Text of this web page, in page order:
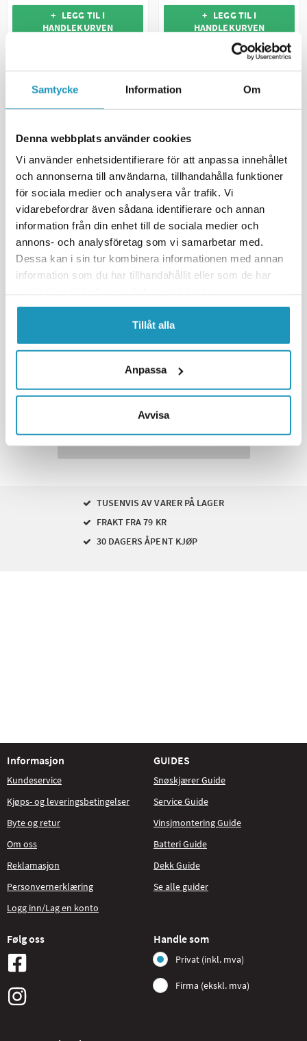
Samtycke Information Om
Denna webbplats använder cookies
Vi använder enhetsidentifierare för att anpassa innehållet
och annonserna till användarna, tillhandahålla funktioner
för sociala medier och analysera vår trafik. Vi
vidarebefordrar även sådana identifierare och annan
information från din enhet till de sociala medier och
annons- och analysföretag som vi samarbetar med.
Dessa kan i sin tur kombinera informationen med annan
information som du har tillhandahållit eller som de har
Tillåt alla
Anpassa
Avvisa
+ LEGG TIL I
HANDLEKURVEN
+ LEGG TIL I
HANDLEKURVEN
MER INFORMASJON
UNIVERSAL
DEUTSCH
Deutsch Y-strømkabel
198 kr
UNIVERSAL
DEUTSCH
Deutsch kontakt hann / plugg
med kabel
135 kr
av4produkter
INGEN FLERE PRODUKTER
TUSENVIS AV VARER PÅ LAGER
FRAKT FRA 79 KR
30 DAGERS ÅPENT KJØP
Informasjon
Kundeservice
Kjøps- og leveringsbetingelser
Byte og retur
Om oss
Reklamasjon
Personvernerklæring
Logg inn/Lag en konto
GUIDES
Snøskjærer Guide
Service Guide
Vinsjmontering Guide
Batteri Guide
Dekk Guide
Se alle guider
Følg oss Handle som
Privat (inkl. mva)
Firma (ekskl. mva)